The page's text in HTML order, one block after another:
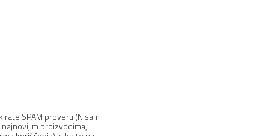
SPAM proveru (Nisam
proizvodima,